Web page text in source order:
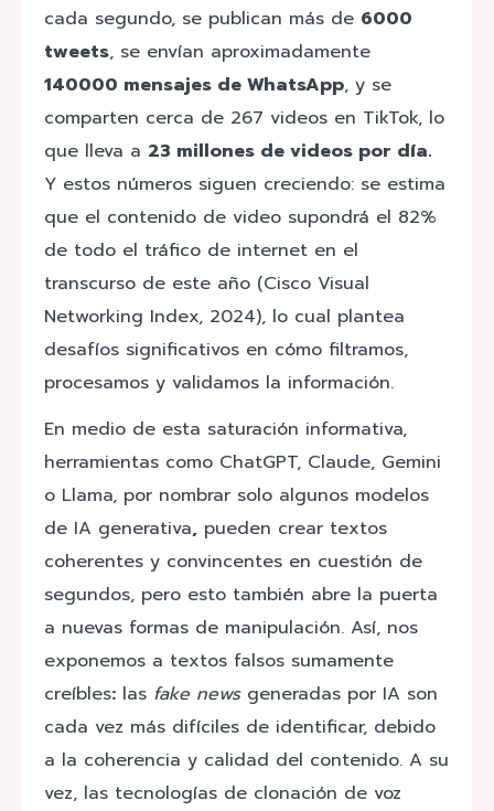
cada segundo, se publican más de 6000
tweets, se envían aproximadamente
140000 mensajes de WhatsApp, y se
comparten cerca de 267 videos en TikTok, lo
que lleva a 23 millones de videos por día.
Y estos números siguen creciendo: se estima
que el contenido de video supondrá el 82%
de todo el tráfico de internet en el
transcurso de este año (Cisco Visual
Networking Index, 2024), lo cual plantea
desafíos significativos en cómo filtramos,
procesamos y validamos la información.
En medio de esta saturación informativa,
herramientas como ChatGPT, Claude, Gemini
o Llama, por nombrar solo algunos modelos
de IA generativa, pueden crear textos
coherentes y convincentes en cuestión de
segundos, pero esto también abre la puerta
a nuevas formas de manipulación. Así, nos
exponemos a textos falsos sumamente
creíbles: las fake newsgeneradas por IA son
cada vez más difíciles de identificar, debido
a la coherencia y calidad del contenido. A su
vez, las tecnologías de clonación de voz